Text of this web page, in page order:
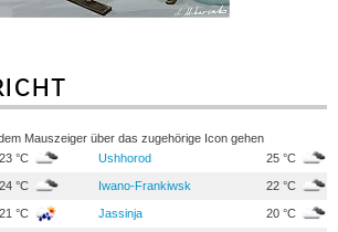
Mauszeiger über das zugehörige Icon gehen
23 °C Ushhorod 25 °C
24 °C Iwano-Frankiwsk 22 °C
21 °C Jassinja 20 °C